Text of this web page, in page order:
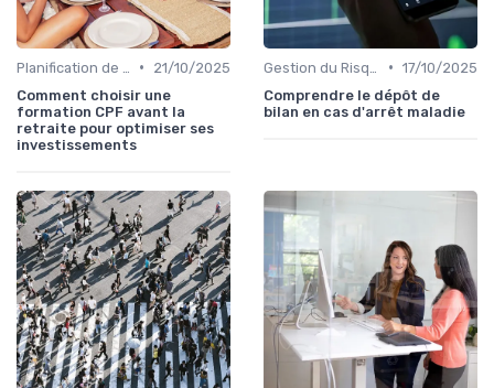
•
21/10/2025
Comment choisir une
formation CPF avant la
retraite pour optimiser ses
investissements
• 17/10/2025
Comprendre le dépôt de
bilan en cas d'arrêt maladie